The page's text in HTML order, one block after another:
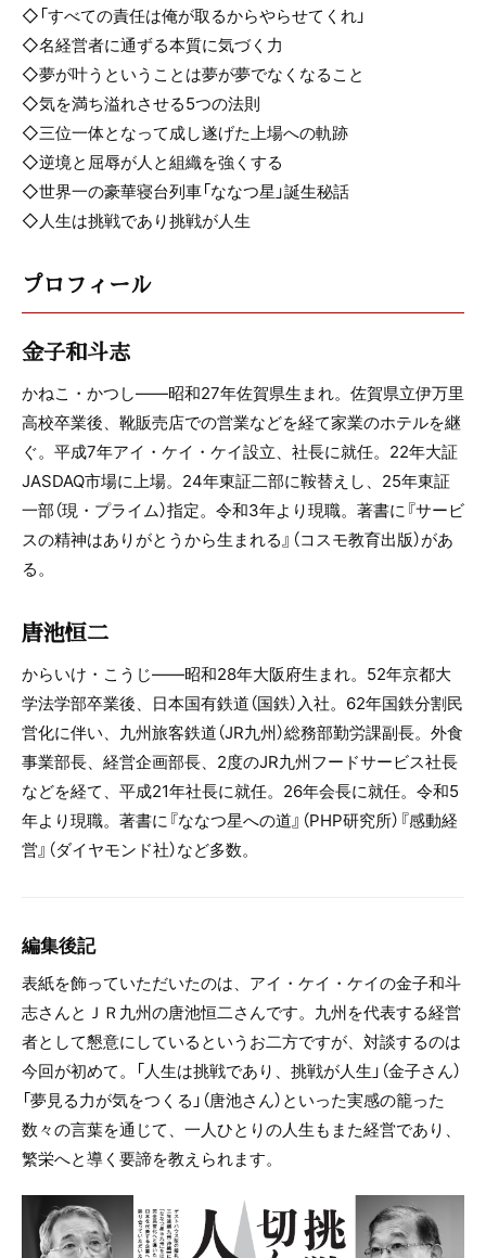
◇「すべての責任は俺が取るからやらせてくれ」
◇名経営者に通ずる本質に気づく力
◇夢が叶うということは夢が夢でなくなること
◇気を満ち溢れさせる5つの法則
◇三位一体となって成し遂げた上場への軌跡
◇逆境と屈辱が人と組織を強くする
◇世界一の豪華寝台列車「ななつ星」誕生秘話
◇人生は挑戦であり挑戦が人生
プロフィール
金子和斗志
かねこ・かつし――昭和27年佐賀県生まれ。佐賀県立伊万里
高校卒業後、靴販売店での営業などを経て家業のホテルを継
ぐ。平成7年アイ・ケイ・ケイ設立、社長に就任。22年大証
JASDAQ市場に上場。24年東証二部に鞍替えし、25年東証
一部（現・プライム）指定。令和3年より現職。著書に『サービ
スの精神はありがとうから生まれる』（コスモ教育出版）があ
る。
唐池恒二
からいけ・こうじ――昭和28年大阪府生まれ。52年京都大
学法学部卒業後、日本国有鉄道（国鉄）入社。62年国鉄分割民
営化に伴い、九州旅客鉄道（JR九州）総務部勤労課副長。外食
事業部長、経営企画部長、2度のJR九州フードサービス社長
などを経て、平成21年社長に就任。26年会長に就任。令和5
年より現職。著書に『ななつ星への道』（PHP研究所）『感動経
営』（ダイヤモンド社）など多数。
編集後記
表紙を飾っていただいたのは、アイ・ケイ・ケイの金子和斗
志さんとＪＲ九州の唐池恒二さんです。九州を代表する経営
者として懇意にしているというお二方ですが、対談するのは
今回が初めて。「人生は挑戦であり、挑戦が人生」（金子さん）
「夢見る力が気をつくる」（唐池さん）といった実感の籠った
数々の言葉を通じて、一人ひとりの人生もまた経営であり、
繁栄へと導く要諦を教えられます。